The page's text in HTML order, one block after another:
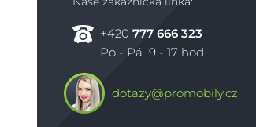
+420 777 666 323
Po - Pá 9 - 17 hod
dotazy@promobily.cz